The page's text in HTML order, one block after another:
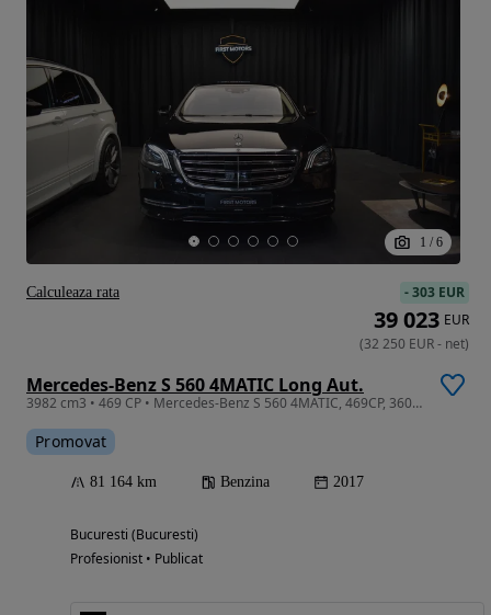
1 / 6
Mercedes-Benz S 560 4MATIC Long Aut.
3982 cm3 • 469 CP • Mercedes-Benz S 560 4MATIC, 469CP, 360° Camera,Multibeam,First Class
Promovat
81 164 km Benzina 2017
Bucuresti (Bucuresti)
Profesionist • Publicat
-303 EUR
39 023 EUR
(32 250 EUR- net)
Calculeaza rata